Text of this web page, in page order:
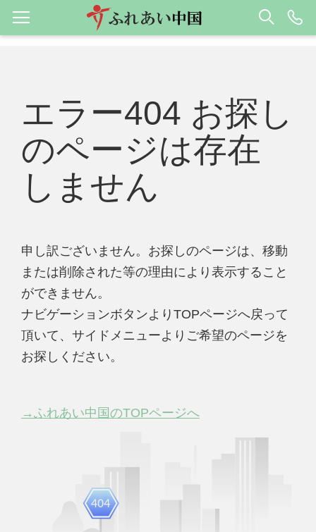
エラー404 お探し
のページは存在
しません
申し訳ございません。お探しのページは、移動
または削除された等の理由により表示すること
ができません。
ナビゲーションボタンよりTOPページへ戻って
頂いて、サイドメニューよりご希望のページを
お探しください。
→ふれあい中国のTOPページへ